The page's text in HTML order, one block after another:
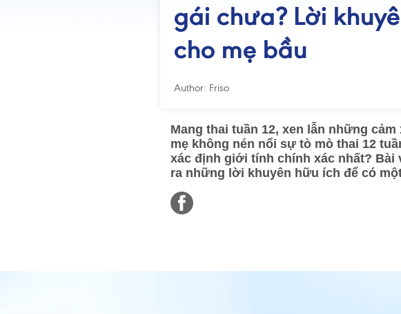
gái chưa? Lời
cho mẹ bầu
Author: Friso
Mang thai tuần 12, xen lẫn những
mẹ không nén nổi sự tò mò thai 12
xác định giới tính chính xác nhất? Bài
ra những lời khuyên hữu ích để có